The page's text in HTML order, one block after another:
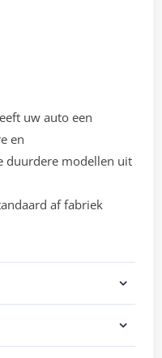
uw auto een
en
duurdere modellen uit
af fabriek